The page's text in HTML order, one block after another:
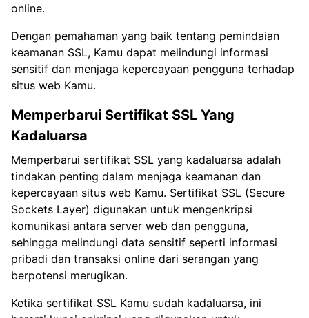
online.
Dengan pemahaman yang baik tentang pemindaian
keamanan SSL, Kamu dapat melindungi informasi
sensitif dan menjaga kepercayaan pengguna terhadap
situs web Kamu.
Memperbarui Sertifikat SSL Yang
Kadaluarsa
Memperbarui sertifikat SSL yang kadaluarsa adalah
tindakan penting dalam menjaga keamanan dan
kepercayaan situs web Kamu. Sertifikat SSL (Secure
Sockets Layer) digunakan untuk mengenkripsi
komunikasi antara server web dan pengguna,
sehingga melindungi data sensitif seperti informasi
pribadi dan transaksi online dari serangan yang
berpotensi merugikan.
Ketika sertifikat SSL Kamu sudah kadaluarsa, ini